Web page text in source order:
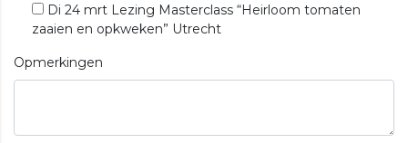
Di 24 mrt Lezing Masterclass “Heirloom tomaten
zaaien en opkweken” Utrecht
Opmerkingen